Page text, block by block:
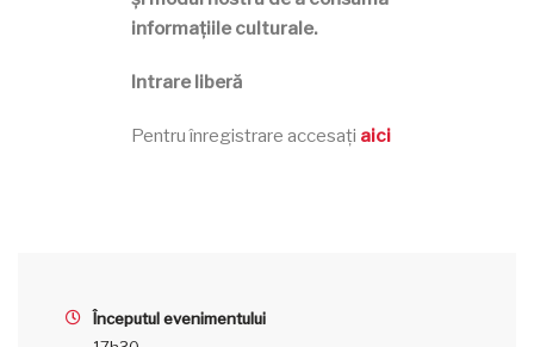
informațiile culturale.
Intrare liberă
Pentru înregistrare accesați aici
Începutul evenimentului